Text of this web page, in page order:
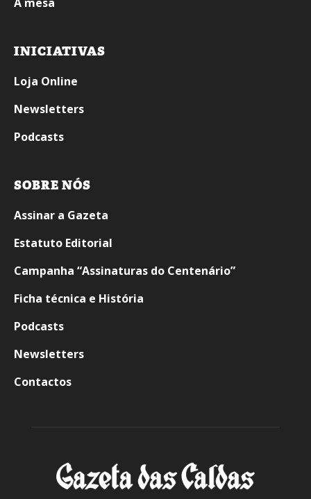
À mesa
INICIATIVAS
Loja Online
Newsletters
Podcasts
SOBRE NÓS
Assinar a Gazeta
Estatuto Editorial
Campanha “Assinaturas do Centenário”
Ficha técnica e História
Podcasts
Newsletters
Contactos